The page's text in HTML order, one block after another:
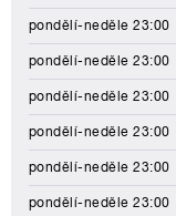
pondělí-neděle 23:00
pondělí-neděle 23:00
pondělí-neděle 23:00
pondělí-neděle 23:00
pondělí-neděle 23:00
pondělí-neděle 23:00